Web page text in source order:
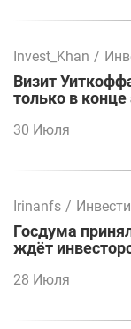
Invest_Khan /
Визит
только в конце
30 Июля
Irinanfs /
Госдума
ждёт
28 Июля